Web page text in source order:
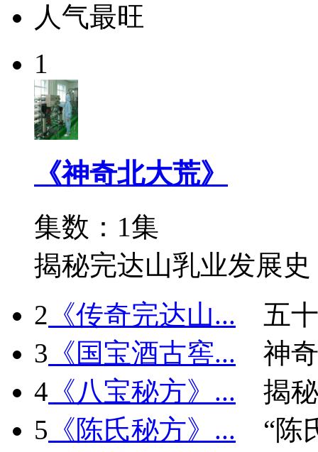
人气最旺
1
《神奇北大荒》
集数：1集
揭秘完达山乳业发展史
2 《传奇完达山...
五
3 《国宝酒古窖...
神
4 《八宝秘方》...
揭
5 《陈氏秘方》...
“陈